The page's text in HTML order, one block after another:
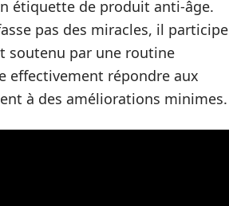
étiquette de produit anti-âge.
pas des miracles, il participe
soutenu par une routine
effectivement répondre aux
à des améliorations minimes.